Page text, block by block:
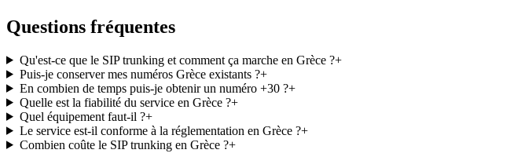
Questions fréquentes
Qu'est-ce que le SIP trunking et comment ça marche en Grèce ?+
Puis-je conserver mes numéros Grèce existants ?+
En combien de temps puis-je obtenir un numéro +30 ?+
Quelle est la fiabilité du service en Grèce ?+
Quel équipement faut-il ?+
Le service est-il conforme à la réglementation en Grèce ?+
Combien coûte le SIP trunking en Grèce ?+